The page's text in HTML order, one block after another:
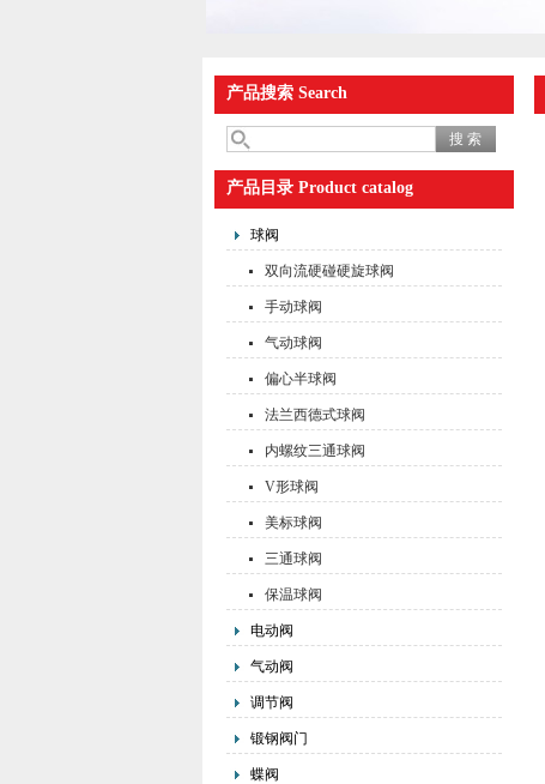
产品搜索 Search
产品目录 Product catalog
球阀
双向流硬碰硬旋球阀
手动球阀
气动球阀
偏心半球阀
法兰西德式球阀
内螺纹三通球阀
V形球阀
美标球阀
三通球阀
保温球阀
电动阀
气动阀
调节阀
锻钢阀门
蝶阀